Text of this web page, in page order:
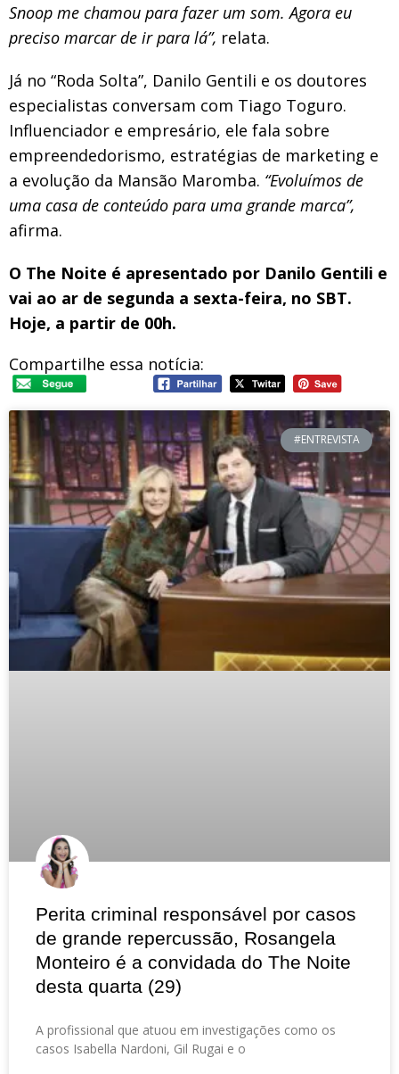
Snoop me chamou para fazer um som. Agora eu
preciso marcar de ir para lá”, relata.
Já no “Roda Solta”, Danilo Gentili e os doutores
especialistas conversam com Tiago Toguro.
Influenciador e empresário, ele fala sobre
empreendedorismo, estratégias de marketing e
a evolução da Mansão Maromba. “Evoluímos de
uma casa de conteúdo para uma grande marca”,
afirma.
O The Noite é apresentado por Danilo Gentili e
vai ao ar de segunda a sexta-feira, no SBT.
Hoje, a partir de 00h.
Compartilhe essa notícia:
#ENTREVISTA
Perita criminal responsável por casos
de grande repercussão, Rosangela
Monteiro é a convidada do The Noite
desta quarta (29)
A profissional que atuou em investigações como os
casos Isabella Nardoni, Gil Rugai e o